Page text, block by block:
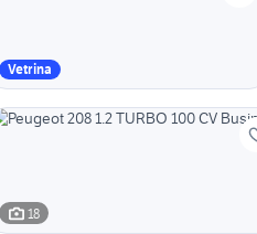
Vetrina
18